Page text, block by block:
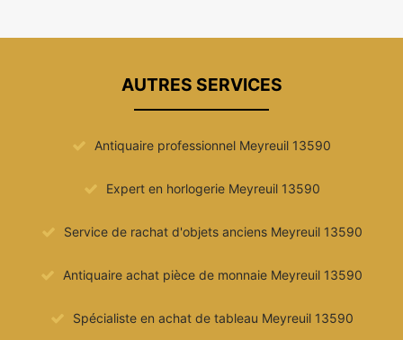
AUTRES SERVICES
Antiquaire professionnel Meyreuil 13590
Expert en horlogerie Meyreuil 13590
Service de rachat d'objets anciens Meyreuil 13590
Antiquaire achat pièce de monnaie Meyreuil 13590
Spécialiste en achat de tableau Meyreuil 13590